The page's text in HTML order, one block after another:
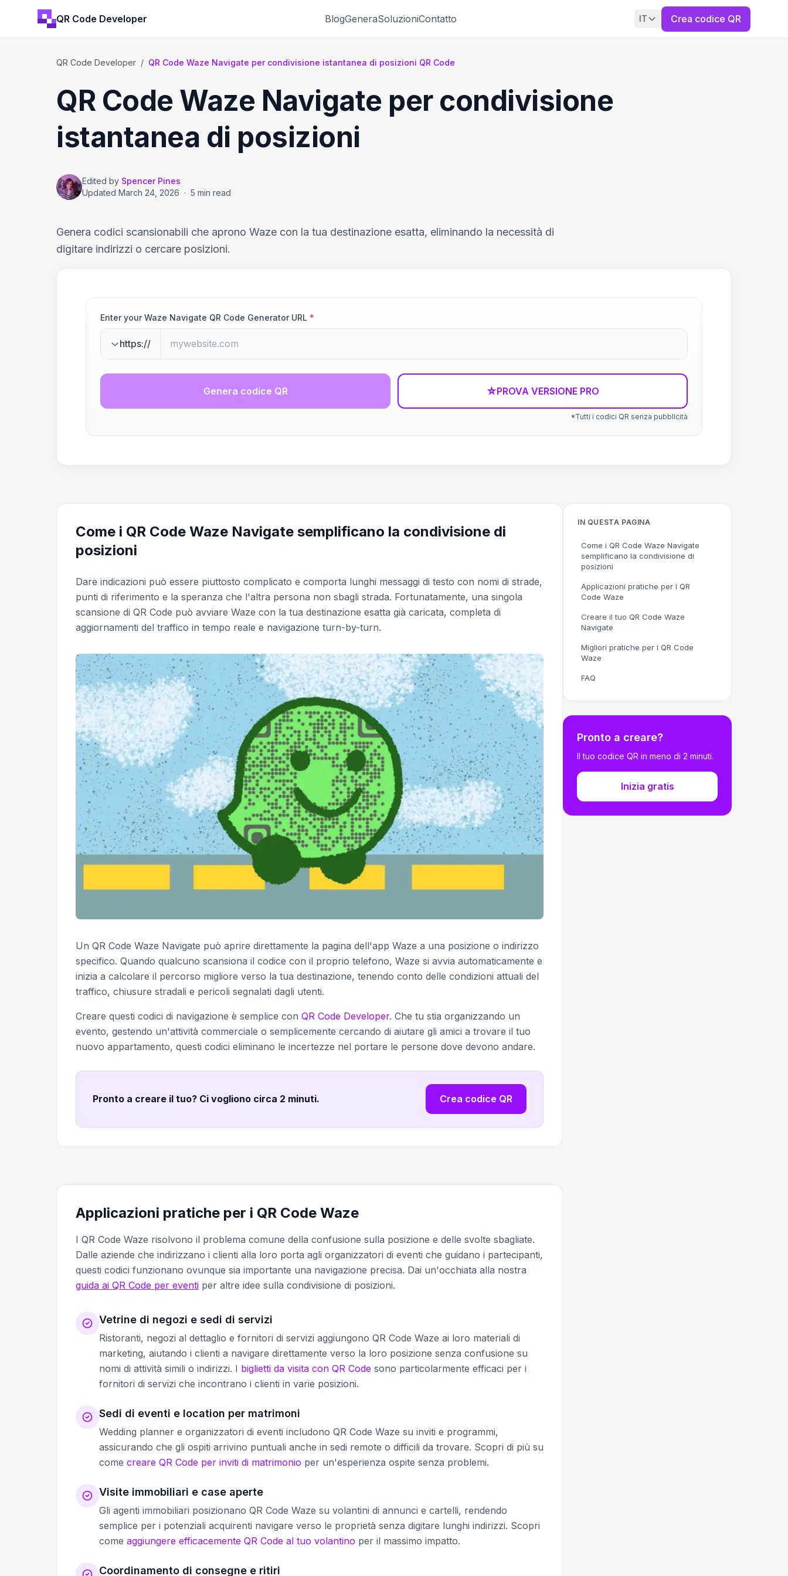
QR Code Developer BlogGeneraSoluzioniContatto IT Crea codice QR
QR Code Developer / QR Code Waze Navigate per condivisione istantanea di posizioni QR Code
QR Code Waze Navigate per condivisione
istantanea di posizioni
Edited by Spencer Pines
Updated March 24, 2026 · 5 min read
Genera codici scansionabili che aprono Waze con la tua destinazione esatta, eliminando la necessità di
digitare indirizzi o cercare posizioni.
Enter your Waze Navigate QR Code Generator URL *
https://
Genera codice QR ☆PROVA VERSIONE PRO
*Tutti i codici QR senza pubblicità
Come i QR Code Waze Navigate semplificano la condivisione di
posizioni
Dare indicazioni può essere piuttosto complicato e comporta lunghi messaggi di testo con nomi di strade,
punti di riferimento e la speranza che l'altra persona non sbagli strada. Fortunatamente, una singola
scansione di QR Code può avviare Waze con la tua destinazione esatta già caricata, completa di
aggiornamenti del traffico in tempo reale e navigazione turn-by-turn.
Un QR Code Waze Navigate può aprire direttamente la pagina dell'app Waze a una posizione o indirizzo
specifico. Quando qualcuno scansiona il codice con il proprio telefono, Waze si avvia automaticamente e
inizia a calcolare il percorso migliore verso la tua destinazione, tenendo conto delle condizioni attuali del
traffico, chiusure stradali e pericoli segnalati dagli utenti.
Creare questi codici di navigazione è semplice con QR Code Developer. Che tu stia organizzando un
evento, gestendo un'attività commerciale o semplicemente cercando di aiutare gli amici a trovare il tuo
nuovo appartamento, questi codici eliminano le incertezze nel portare le persone dove devono andare.
Pronto a creare il tuo? Ci vogliono circa 2 minuti. Crea codice QR
Applicazioni pratiche per i QR Code Waze
I QR Code Waze risolvono il problema comune della confusione sulla posizione e delle svolte sbagliate.
Dalle aziende che indirizzano i clienti alla loro porta agli organizzatori di eventi che guidano i partecipanti,
questi codici funzionano ovunque sia importante una navigazione precisa. Dai un'occhiata alla nostra
guida ai QR Code per eventi per altre idee sulla condivisione di posizioni.
Vetrine di negozi e sedi di servizi
Ristoranti, negozi al dettaglio e fornitori di servizi aggiungono QR Code Waze ai loro materiali di
marketing, aiutando i clienti a navigare direttamente verso la loro posizione senza confusione su
nomi di attività simili o indirizzi. I biglietti da visita con QR Code sono particolarmente efficaci per i
fornitori di servizi che incontrano i clienti in varie posizioni.
Sedi di eventi e location per matrimoni
Wedding planner e organizzatori di eventi includono QR Code Waze su inviti e programmi,
assicurando che gli ospiti arrivino puntuali anche in sedi remote o difficili da trovare. Scopri di più su
come creare QR Code per inviti di matrimonio per un'esperienza ospite senza problemi.
Visite immobiliari e case aperte
Gli agenti immobiliari posizionano QR Code Waze su volantini di annunci e cartelli, rendendo
semplice per i potenziali acquirenti navigare verso le proprietà senza digitare lunghi indirizzi. Scopri
come aggiungere efficacemente QR Code al tuo volantino per il massimo impatto.
Coordinamento di consegne e ritiri
IN QUESTA PAGINA
Come i QR Code Waze Navigate
semplificano la condivisione di
posizioni
Applicazioni pratiche per i QR
Code Waze
Creare il tuo QR Code Waze
Navigate
Migliori pratiche per i QR Code
Waze
FAQ
Pronto a creare?
Il tuo codice QR in meno di 2 minuti.
Inizia gratis